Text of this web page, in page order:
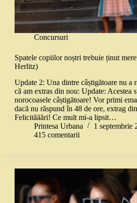
Concursuri
Spatele copiilor noștri trebuie ținut
Herlitz)
Update 2: Una dintre câștigătoare nu a
că am extras din nou: Update: Acestea
norocoasele câștigătoare! Vor primi
dacă nu răspund în 48 de ore, extrag
Felicităăări! Ce mult mi-a lipsit…
Printesa Urbana
1 septembrie
415 comentarii